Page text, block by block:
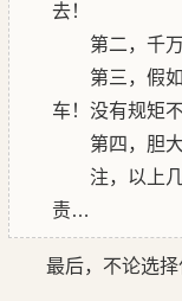
去！
第二，千
第三，假
车！没有规矩
第四，胆
注，以上
责…
最后，不论选